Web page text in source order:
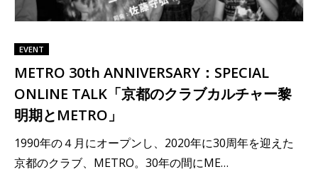
EVENT
METRO 30th ANNIVERSARY：SPECIAL
ONLINE TALK「京都のクラブカルチャー黎
明期とMETRO」
1990年の４月にオープンし、2020年に30周年を迎えた
京都のクラブ、METRO。30年の間にME…